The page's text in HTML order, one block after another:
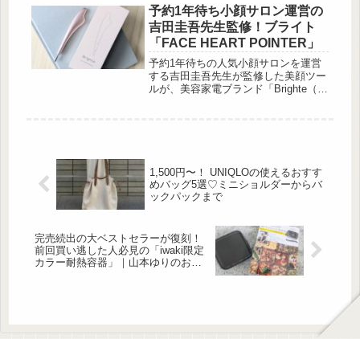
して損はないでしょう。また、コート
を着るまでの期間に使えるアウターを
探している方にとっても役立ちます
よ！着痩せ効果を発揮してくれる「ダ
ブルブレストジャケット」 出典:ko様
ご提供 リサイクルポリエステル繊維
を使用した環境に優しい「ダブルブレ
ストジャケッ...
予約1年待ち小顔サロン運営の
吉田圭吾先生監修！ブライト
「FACE HEART POINTER」
予約1年待ちの人気小顔サロンを運営
する吉田圭吾先生が監修した美顔ツー
ルが、美容家電ブランド「Brighte（ブ
1,500円〜！ UNIQLOの使えるおすす
めバッグ5選♡ミニショルダーからバ
ックパックまで
完売続出の大ベストセラーが復刻！
前回買い逃した人必見の「iwaki限定
カラー耐熱容器」｜山本ゆりのおい